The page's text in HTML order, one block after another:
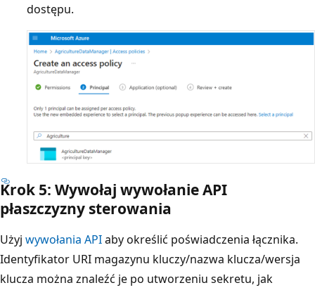
dostępu.
Krok 5: Wywołaj wywołanie API
płaszczyzny sterowania
Użyj wywołania APIaby określić poświadczenia łącznika.
Identyfikator URI magazynu kluczy/nazwa klucza/wersja
klucza można znaleźć je po utworzeniu sekretu, jak